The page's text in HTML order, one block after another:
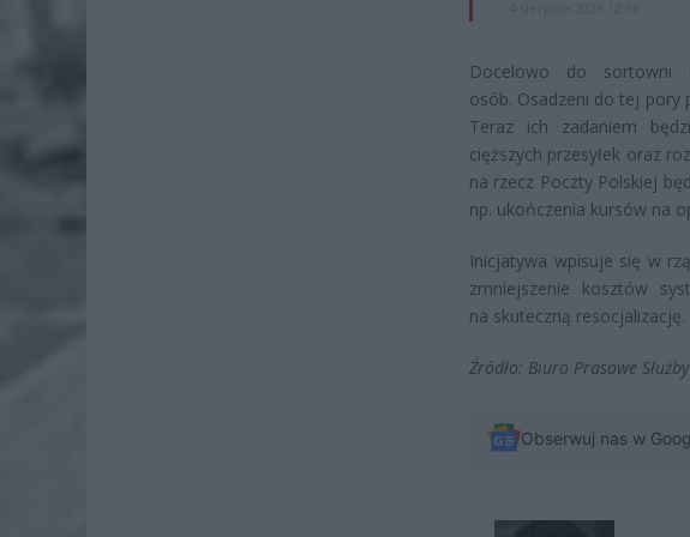
Docelowo do
osób. Osadzeni do tej pory
Teraz ich zadaniem
cięższych przesyłek oraz
na rzecz Poczty Polskiej
np. ukończenia kursów na
Inicjatywa wpisuje się w
zmniejszenie kosztów
na skuteczną resocjalizację.
Źródło: Biuro Prasowe
Obserwuj nas w